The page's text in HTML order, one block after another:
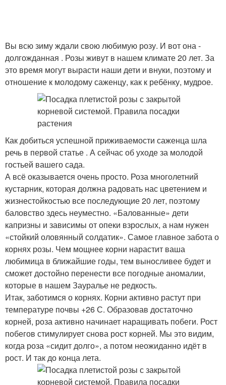
Вы всю зиму ждали свою любимую розу. И вот она -
долгожданная . Розы живут в нашем климате 20 лет. За
это время могут вырасти наши дети и внуки, поэтому и
отношение к молодому саженцу, как к ребёнку, мудрое.
Как добиться успешной приживаемости саженца шла
речь в первой статье . А сейчас об уходе за молодой
гостьей вашего сада.
А всё оказывается очень просто. Роза многолетний
кустарник, которая должна радовать нас цветением и
жизнестойкостью все последующие 20 лет, поэтому
баловство здесь неуместно. «Балованные» дети
капризны и зависимы от опеки взрослых, а нам нужен
«стойкий оловянный солдатик». Самое главное забота о
корнях розы. Чем мощнее корни нарастит ваша
любимица в ближайшие годы, тем выносливее будет и
сможет достойно перенести все погодные аномалии,
которые в нашем Зауралье не редкость.
Итак, заботимся о корнях. Корни активно растут при
температуре почвы +26 С. Образовав достаточно
корней, роза активно начинает наращивать побеги. Рост
побегов стимулирует снова рост корней. Мы это видим,
когда роза «сидит долго», а потом неожиданно идёт в
рост. И так до конца лета.